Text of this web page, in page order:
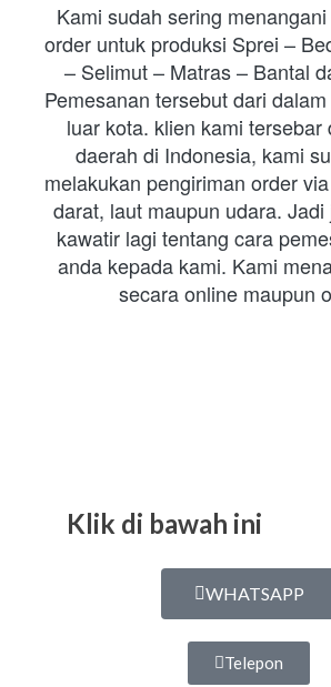
Kami sudah sering
order untuk produksi Sprei –
– Selimut – Matras – Bantal
Pemesanan tersebut dari
luar kota. klien kami tersebar
daerah di Indonesia, kami
melakukan pengiriman order
darat, laut maupun udara.
kawatir lagi tentang cara
anda kepada kami. Kami
secara online maupun
Klik di bawah ini
WHATSAPP
Telepon